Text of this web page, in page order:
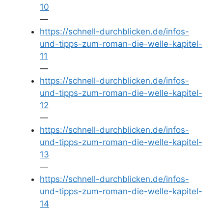
10
—
https://schnell-durchblicken.de/infos-
und-tipps-zum-roman-die-welle-kapitel-
11
—
https://schnell-durchblicken.de/infos-
und-tipps-zum-roman-die-welle-kapitel-
12
—
https://schnell-durchblicken.de/infos-
und-tipps-zum-roman-die-welle-kapitel-
13
—
https://schnell-durchblicken.de/infos-
und-tipps-zum-roman-die-welle-kapitel-
14